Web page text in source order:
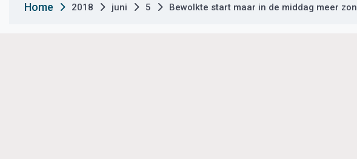
Home 2018 juni 5 Bewolkte start maar in de middag meer zon